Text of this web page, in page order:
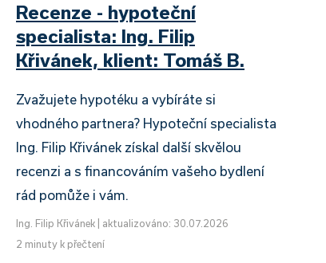
Recenze - hypoteční
specialista: Ing. Filip
Křivánek, klient: Tomáš B.
Zvažujete hypotéku a vybíráte si
vhodného partnera? Hypoteční specialista
Ing. Filip Křivánek získal další skvělou
recenzi a s financováním vašeho bydlení
rád pomůže i vám.
Ing. Filip Křivánek
aktualizováno: 30.07.2026
2 minuty k přečtení